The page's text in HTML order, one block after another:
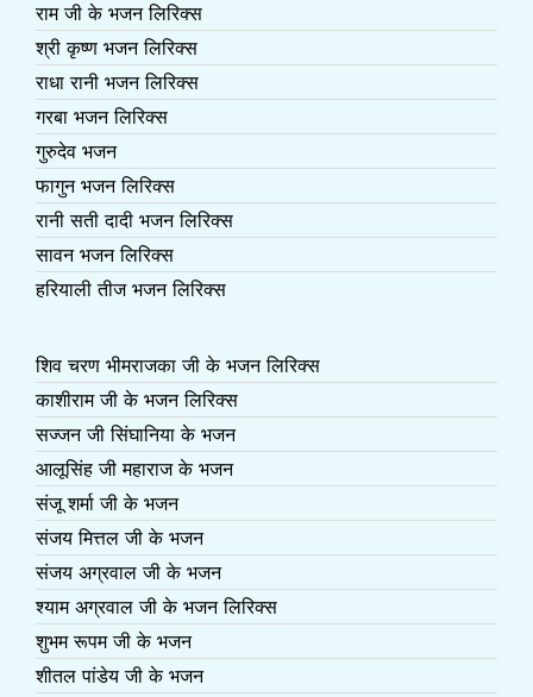
राम जी के भजन लिरिक्स
श्री कृष्ण भजन लिरिक्स
राधा रानी भजन लिरिक्स
गरबा भजन लिरिक्स
गुरुदेव भजन
फागुन भजन लिरिक्स
रानी सती दादी भजन लिरिक्स
सावन भजन लिरिक्स
हरियाली तीज भजन लिरिक्स
शिव चरण भीमराजका जी के भजन लिरिक्स
काशीराम जी के भजन लिरिक्स
सज्जन जी सिंघानिया के भजन
आलूसिंह जी महाराज के भजन
संजू शर्मा जी के भजन
संजय मित्तल जी के भजन
संजय अग्रवाल जी के भजन
श्याम अग्रवाल जी के भजन लिरिक्स
शुभम रूपम जी के भजन
शीतल पांडेय जी के भजन